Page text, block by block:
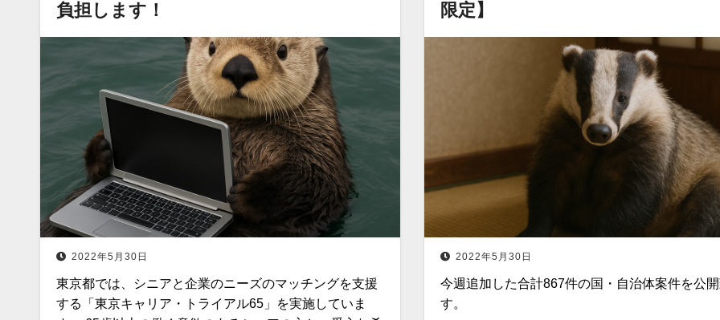
負担します！
2022年5月30日
東京都では、シニアと企業のニーズのマッチングを支援
する「東京キャリア・トライアル65」を実施していま
限定】
2022年5月30日
今週追加した合計867件の国・自治体案件を公
す。